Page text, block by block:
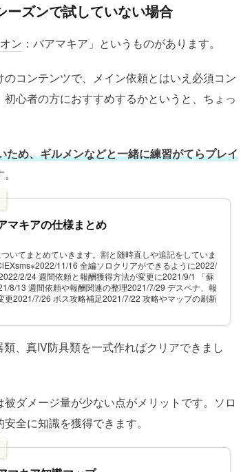
ーズンで試していない場合
ン ：バアマキア」というものがあります。
のコンテンツで、メイン依頼とはいえ必須コン
心者の方におすすめするかというと、ちょっ
ため、ギルメンなどと一緒に練習がてらプレイ
マキアの仕様まとめ
いてまとめていきます。割と随時直しや追記をしていま
11/16 全編ソロクリアができるように2022/
2/24 週間依頼と報酬獲得方法が変更に2021/9/1 「蘇
8/13 週間依頼や報酬関連の整理2021/7/29 デスペナ、報
2021/7/26 ボス攻略補足2021/7/22 攻略やマップの刷新
、真IV防具類を一式作ればクリアできまし
被ダメージ量が少ない点がメリットです。ソロ
安全に知識を獲得できます。